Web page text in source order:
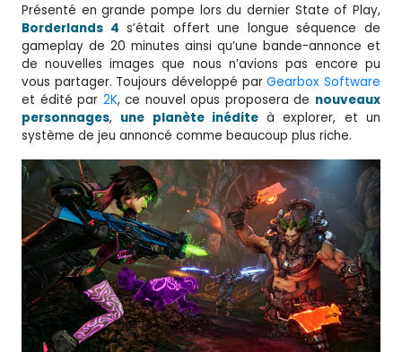
Présenté en grande pompe lors du dernier State of Play,
Borderlands 4 s’était offert une longue séquence de
gameplay de 20 minutes ainsi qu’une bande-annonce et
de nouvelles images que nous n’avions pas encore pu
vous partager. Toujours développé parGearbox Software
et édité par 2K, ce nouvel opus proposera de nouveaux
personnages, une planète inéditeà explorer, et un
système de jeu annoncé comme beaucoup plus riche.